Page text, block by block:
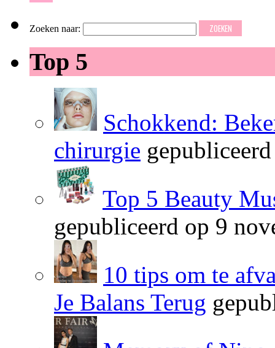
Zoeken naar:
Top 5
Schokkend:
chirurgie
Top 5 Beauty
gepubliceerd op 9
10 tips om te
Je Balans Terug